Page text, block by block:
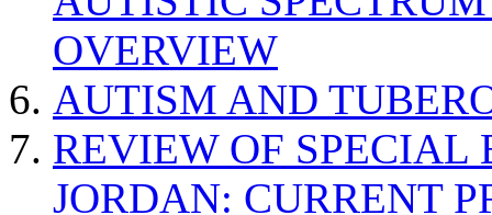
OVERVIEW
AUTISM AND
REVIEW OF SPECIAL
JORDAN: CURRENT